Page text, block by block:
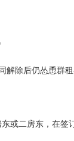
解除后仍怂恿群
或二房东，‌在签